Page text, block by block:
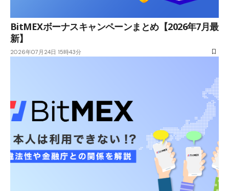
BitMEXボーナスキャンペーンまとめ【2026年7月最
新】
2026年07月24日 15時43分